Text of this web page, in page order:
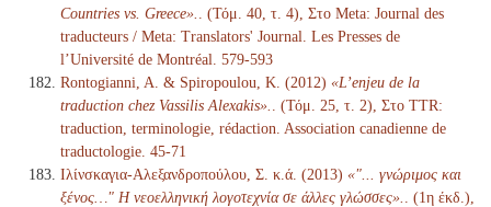
Countries vs. Greece».
. (Τόμ. 40, τ. 4), Στο Meta: Journal des
traducteurs / Meta: Translators' Journal. Les Presses de
l’Université de Montréal. 579-593
Rontogianni, A. & Spiropoulou, K. (2012) «L’enjeu de la
traduction chez Vassilis Alexakis».
. (Τόμ. 25, τ. 2), Στο TTR:
traduction, terminologie, rédaction. Association canadienne de
traductologie. 45-71
Ιλίνσκαγια-Αλεξανδροπούλου, Σ. κ.ά. (2013) «"... γνώριμος και
ξένος…" Η νεοελληνική λογοτεχνία σε άλλες γλώσσες».
. (1η έκδ.),